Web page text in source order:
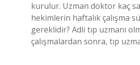
kurulur. Uzman doktor kaç
hekimlerin haftalık çalışma
gereklidir? Adli tıp uzmanı
çalışmalardan sonra, tıp